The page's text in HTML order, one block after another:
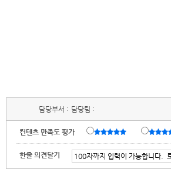
담당부서 : 담당팀 :
컨텐츠 만족도 평가
한줄 의견달기